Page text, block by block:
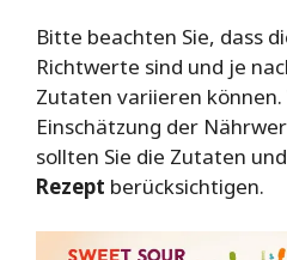
Bitte beachten Sie, dass
Richtwerte sind und je
Zutaten variieren können.
Einschätzung der
sollten Sie die Zutaten
Rezept berücksichtigen.